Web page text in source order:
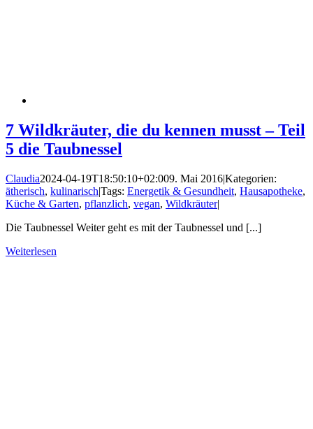
7 Wildkräuter, die du kennen musst – Teil
5 die Taubnessel
Claudia2024-04-19T18:50:10+02:009. Mai 2016|Kategorien:
ätherisch, kulinarisch|Tags: Energetik & Gesundheit, Hausapotheke,
Küche & Garten, pflanzlich, vegan, Wildkräuter|
Die Taubnessel Weiter geht es mit der Taubnessel und [...]
Weiterlesen